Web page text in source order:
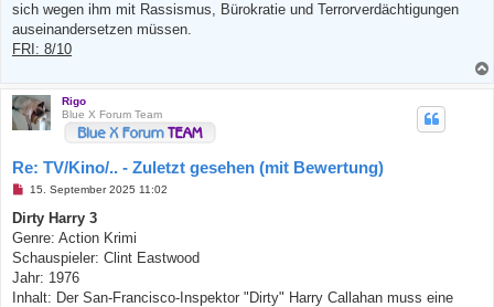
a
g
sich wegen ihm mit Rassismus, Bürokratie und Terrorverdächtigungen
auseinandersetzen müssen.
FRI: 8/10
Rigo
Blue X Forum Team
Re: TV/Kino/.. - Zuletzt gesehen (mit Bewertung)
U
g
l
e
e
n
15. September 2025 11:02
Dirty Harry 3
Genre: Action Krimi
Schauspieler: Clint Eastwood
Jahr: 1976
Inhalt: Der San-Francisco-Inspektor "Dirty" Harry Callahan muss eine